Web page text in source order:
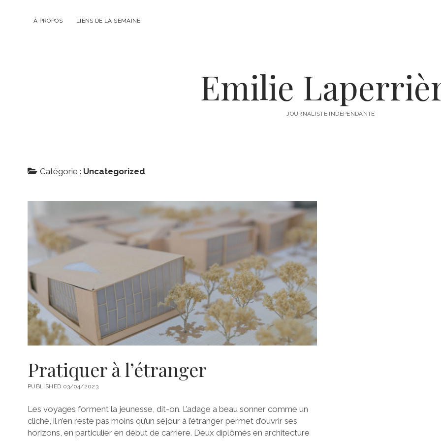
À PROPOS LIENS DE LA SEMAINE
Emilie
JOURNALISTE INDÉPENDANTE
Catégorie : Uncategorized
Pratiquer à l’étranger
PUBLISHED 03/04/2023
Les voyages forment la jeunesse, dit-on. L’adage a beau sonner comme un
cliché, il n’en reste pas moins qu’un séjour à l’étranger permet d’ouvrir ses
horizons, en particulier en début de carrière. Deux diplômés en architecture